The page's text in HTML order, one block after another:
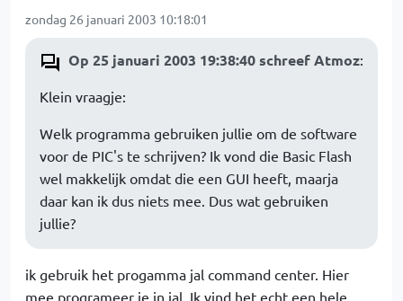
zondag 26 januari 2003 10:18:01
Op 25 januari 2003 19:38:40 schreef Atmoz:
Klein vraagje:
Welk programma gebruiken jullie om de software
voor de PIC's te schrijven? Ik vond die Basic Flash
wel makkelijk omdat die een GUI heeft, maarja
daar kan ik dus niets mee. Dus wat gebruiken
jullie?
ik gebruik het progamma jal command center. Hier
mee programeer je in jal. Ik vind het echt een hele